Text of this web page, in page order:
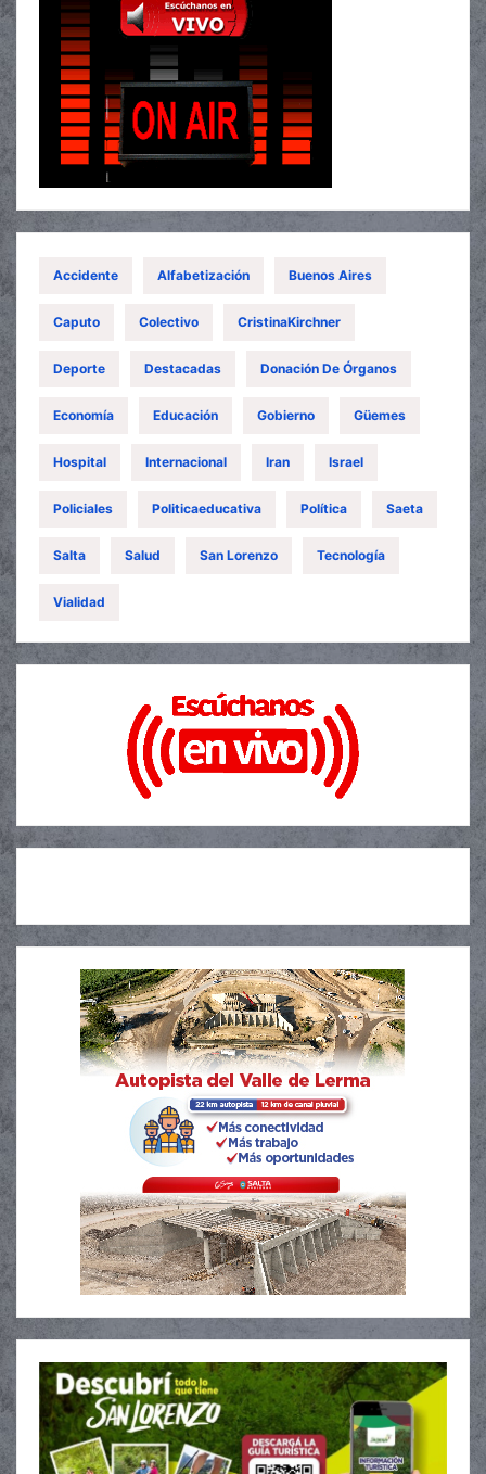
Accidente Alfabetización Buenos Aires
Caputo Colectivo CristinaKirchner
Deporte Destacadas Donación De Órganos
Economía Educación Gobierno Güemes
Hospital Internacional Iran Israel
Policiales Politicaeducativa Política Saeta
Salta Salud San Lorenzo Tecnología
Vialidad